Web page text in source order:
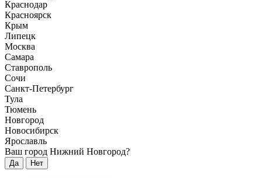
Краснодар
Красноярск
Крым
Липецк
Москва
Самара
Ставрополь
Сочи
Санкт-Петербург
Тула
Тюмень
Новгород
Новосибирск
Ярославль
Ваш город Нижний Новгород?
Да Нет